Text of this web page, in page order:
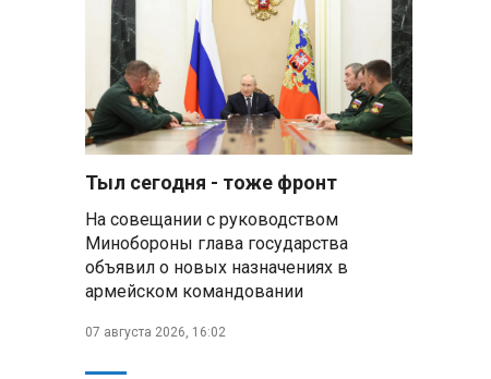
Тыл сегодня - тоже фронт
На совещании с руководством
Минобороны глава государства
объявил о новых назначениях в
армейском командовании
07 августа 2026, 16:02